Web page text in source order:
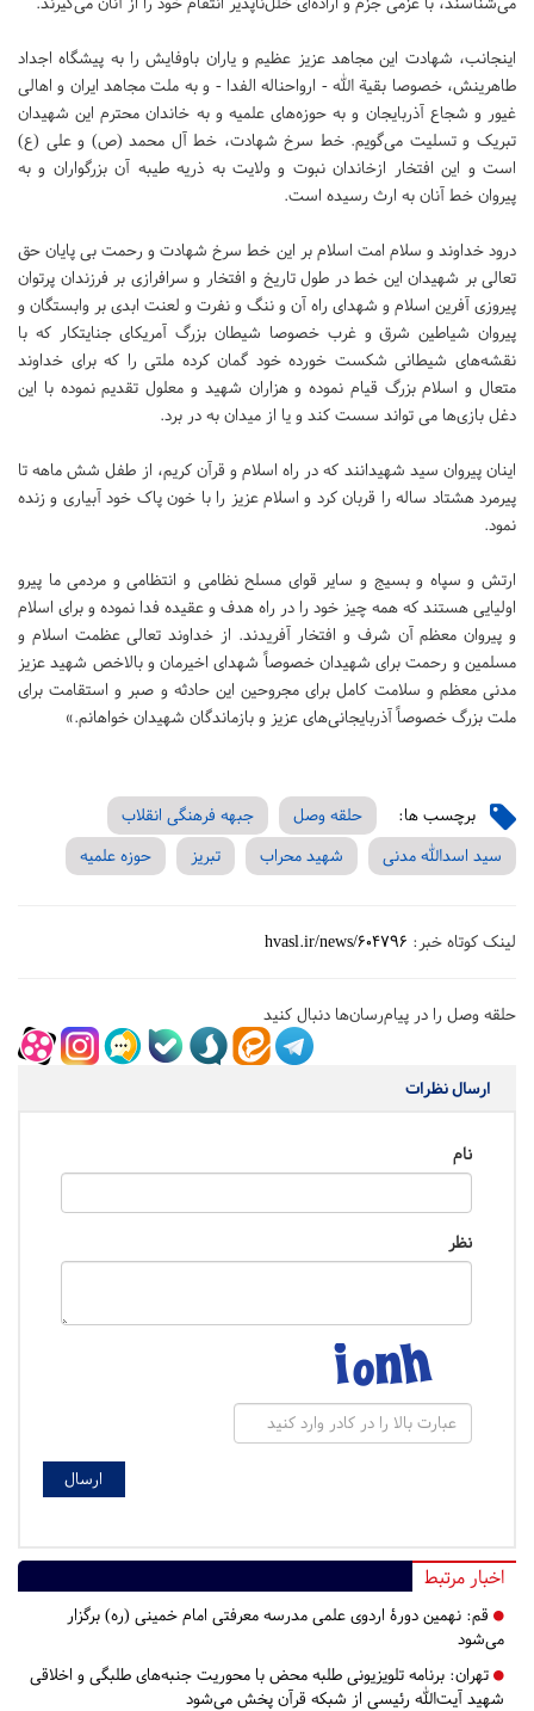
اینجانب، شهادت این مجاهد عزیز عظیم و یاران باوفایش را به پیشگاه اجداد
طاهرینش، خصوصا بقیة الله - ارواحناله الفدا - و به ملت مجاهد ایران و اهالی
غیور و شجاع آذربایجان و به حوزه‌های علمیه و به خاندان محترم این شهیدان
تبریک و تسلیت می‌گویم. خط سرخ شهادت، خط آل محمد (ص) و علی (ع)
است و این افتخار ازخاندان نبوت و ولایت به ذریه طیبه آن بزرگواران و به
پیروان خط آنان به ارث رسیده است.
درود خداوند و سلام امت اسلام بر این خط سرخ شهادت و رحمت بی پایان حق
تعالی بر شهیدان این خط در طول تاریخ و افتخار و سرافرازی بر فرزندان پرتوان
پیروزی آفرین اسلام و شهدای راه آن و ننگ و نفرت و لعنت ابدی بر وابستگان و
پیروان شیاطین شرق و غرب خصوصا شیطان بزرگ آمریکای جنایتکار که با
نقشه‌های شیطانی شکست خورده خود گمان کرده ملتی را که برای خداوند
متعال و اسلام بزرگ قیام نموده و هزاران شهید و معلول تقدیم نموده با این
دغل بازی‌ها می تواند سست کند و یا از میدان به در برد.
اینان پیروان سید شهیدانند که در راه اسلام و قرآن کریم، از طفل شش ماهه تا
پیرمرد هشتاد ساله را قربان کرد و اسلام عزیز را با خون پاک خود آبیاری و زنده
نمود.
ارتش و سپاه و بسیج و سایر قوای مسلح نظامی و انتظامی و مردمی ما پیرو
اولیایی هستند که همه چیز خود را در راه هدف و عقیده فدا نموده و برای اسلام
و پیروان معظم آن شرف و افتخار آفریدند. از خداوند تعالی عظمت اسلام و
مسلمین و رحمت برای شهیدان خصوصاً شهدای اخیرمان و بالاخص شهید عزیز
مدنی معظم و سلامت کامل برای مجروحین این حادثه و صبر و استقامت برای
ملت بزرگ خصوصاً آذربایجانی‌های عزیز و بازماندگان شهیدان خواهانم.»
برچسب ها: حلقه وصل
جبهه فرهنگی انقلاب
سید اسدالله مدنی
شهید محراب تبریز حوزه علمیه
لینک کوتاه خبر: hvasl.ir/news/604796
حلقه وصل را در پیام‌رسان‌ها دنبال کنید
ارسال نظرات
نام
نظر
اخبار مرتبط
قم: نهمین دورۀ اردوی علمی مدرسه معرفتی امام خمینی (ره) برگزار
می‌شود
تهران: برنامه تلویزیونی طلبه محض با محوریت جنبه‌های طلبگی و اخلاقی
شهید آیت‌الله رئیسی از شبکه قرآن پخش می‌شود